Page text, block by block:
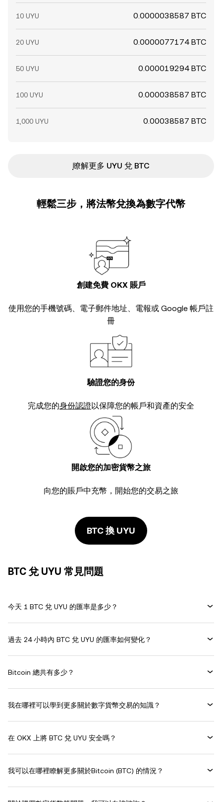
10 UYU 0.0000038587 BTC
20 UYU 0.0000077174 BTC
50 UYU 0.000019294 BTC
100 UYU 0.000038587 BTC
1,000 UYU 0.00038587 BTC
ִִִִִִִִִִִִִִִִִִִִִִִִִִִִִִִִִִִִִִִִִִִִִִִ瞭解更多 UYU 兌 BTC
輕鬆三步，將法幣兌換為數字代幣
創建免費 OKX 賬戶
使用您的手機號碼、電子郵件地址、電報或 Google 帳戶註
冊
驗證您的身份
完成您的身份認證以保障您的帳戶和資產的安全
開啟您的加密貨幣之旅
向您的賬戶中充幣，開始您的交易之旅
BTC 換 UYU
BTC 兌 UYU 常見問題
今天 1 BTC 兌 UYU 的匯率是多少？
過去 24 小時內 BTC 兌 UYU 的匯率如何變化？
Bitcoin 總共有多少？
我在哪裡可以學到更多關於數字貨幣交易的知識？
在 OKX 上將 BTC 兌 UYU 安全嗎？
我可以在哪裡瞭解更多關於Bitcoin (BTC) 的情況？